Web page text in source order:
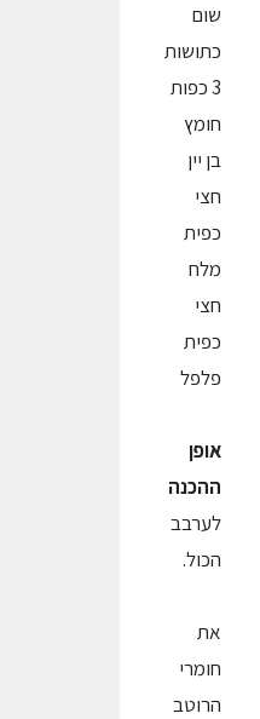
שום
כתושות
3 כפות
חומץ
בן יין
חצי
כפית
מלח
חצי
כפית
פלפל
אופן
ההכנה
לערבב
הכול.
את
חומרי
הרוטב